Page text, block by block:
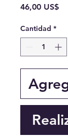
46,00 US$
Cantidad *